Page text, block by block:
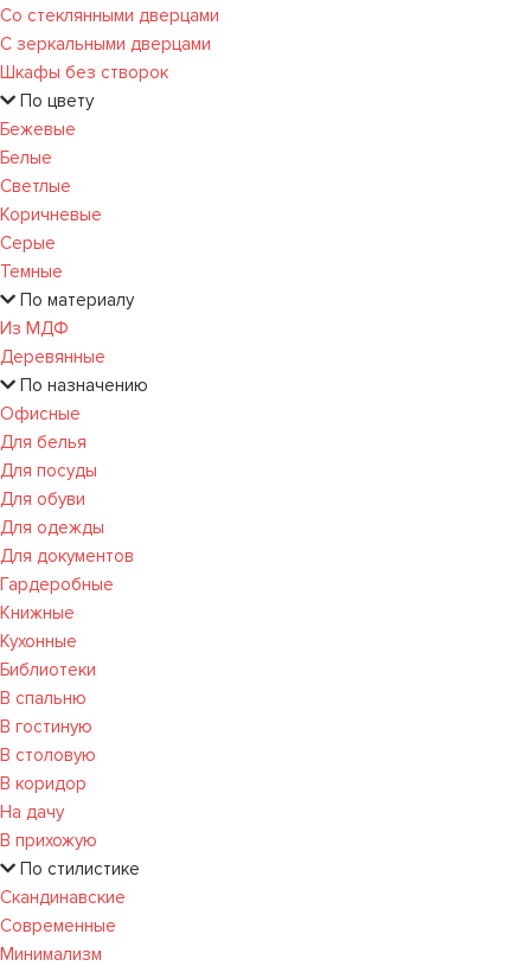
Со стеклянными дверцами
С зеркальными дверцами
Шкафы без створок
По цвету
Бежевые
Белые
Светлые
Коричневые
Серые
Темные
По материалу
Из МДФ
Деревянные
По назначению
Офисные
Для белья
Для посуды
Для обуви
Для одежды
Для документов
Гардеробные
Книжные
Кухонные
Библиотеки
В спальню
В гостиную
В столовую
В коридор
На дачу
В прихожую
По стилистике
Скандинавские
Современные
Минимализм